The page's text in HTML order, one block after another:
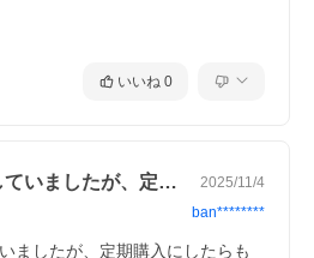
いいね 0
今まで2袋ずつ購入していましたが、定期… 2025/11/4
ban********
ましたが、定期購入にしたらも